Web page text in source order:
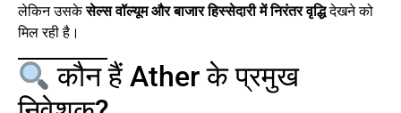
लेकिन उसकेसेल्स वॉल्यूम और बाजार हिस्सेदारी में निरंतर वृद्धिदेखने को
मिल रही है।
कौन हैं Ather के प्रमुख